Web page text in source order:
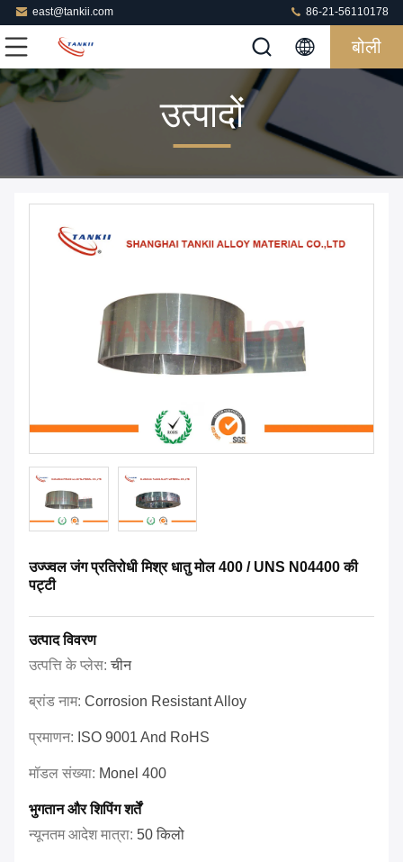
east@tankii.com 86-21-56110178
बोली
उत्पादों
उज्ज्वल जंग प्रतिरोधी मिश्र धातु मोल 400 / UNS N04400 की
पट्टी
उत्पाद विवरण
उत्पत्ति के प्लेस:चीन
ब्रांड नाम: Corrosion Resistant Alloy
प्रमाणन: ISO 9001 And RoHS
मॉडल संख्या: Monel 400
भुगतान और शिपिंग शर्तें
न्यूनतम आदेश मात्रा: 50 किलो